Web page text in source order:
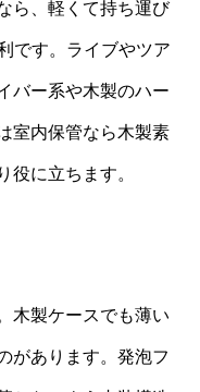
ら、軽くて持ち運び
です。ライブやツア
バー系や木製のハー
室内保管なら木製素
役に立ちます。
木製ケースでも薄い
があります。発泡フ